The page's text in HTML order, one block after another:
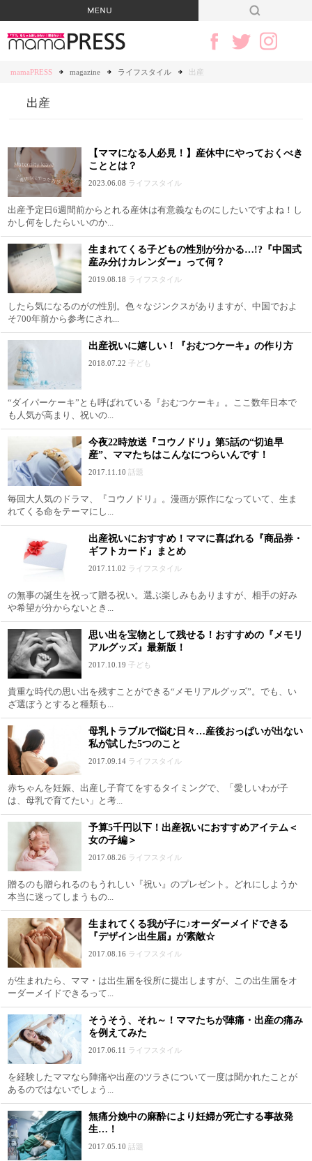
mamaPRESS magazine ライフスタイル 出産
出産
【ママになる人必見！】産休中にやっておくべき
こととは？
2023.06.08 ライフスタイル
出産予定日6週間前からとれる産休は有意義なものにしたいですよね！し
かし何をしたらいいのか...
生まれてくる子どもの性別が分かる…!?『中国式
産み分けカレンダー』って何？
2019.08.18 ライフスタイル
したら気になるのがの性別。色々なジンクスがありますが、中国でおよ
そ700年前から参考にされ...
出産祝いに嬉しい！『おむつケーキ』の作り方
2018.07.22 子ども
“ダイパーケーキ”とも呼ばれている『おむつケーキ』。ここ数年日本で
も人気が高まり、祝いの...
今夜22時放送『コウノドリ』第5話の“切迫早
産”、ママたちはこんなにつらいんです！
2017.11.10 話題
毎回大人気のドラマ、『コウノドリ』。漫画が原作になっていて、生ま
れてくる命をテーマにし...
出産祝いにおすすめ！ママに喜ばれる『商品券・
ギフトカード』まとめ
2017.11.02 ライフスタイル
の無事の誕生を祝って贈る祝い。選ぶ楽しみもありますが、相手の好み
や希望が分からないとき...
思い出を宝物として残せる！おすすめの『メモリ
アルグッズ』最新版！
2017.10.19 子ども
貴重な時代の思い出を残すことができる“メモリアルグッズ”。でも、い
ざ選ぼうとすると種類も...
母乳トラブルで悩む日々…産後おっぱいが出ない
私が試した5つのこと
2017.09.14 ライフスタイル
赤ちゃんを妊娠、出産し子育てをするタイミングで、「愛しいわが子
は、母乳で育てたい」と考...
予算5千円以下！出産祝いにおすすめアイテム＜
女の子編＞
2017.08.26 ライフスタイル
贈るのも贈られるのもうれしい『祝い』のプレゼント。どれにしようか
本当に迷ってしまうもの...
生まれてくる我が子に♪オーダーメイドできる
『デザイン出生届』が素敵☆
2017.08.16 ライフスタイル
が生まれたら、ママ・は出生届を役所に提出しますが、この出生届をオ
ーダーメイドできるって...
そうそう、それ～！ママたちが陣痛・出産の痛み
を例えてみた
2017.06.11 ライフスタイル
を経験したママなら陣痛や出産のツラさについて一度は聞かれたことが
あるのではないでしょう...
無痛分娩中の麻酔により妊婦が死亡する事故発
生…！
2017.05.10 話題